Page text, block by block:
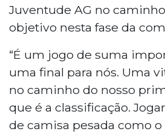
Juventude AG no
objetivo nesta fase da
“É um jogo de suma
uma final para nós. Uma
no caminho do nosso
que é a classificação.
de camisa pesada como o